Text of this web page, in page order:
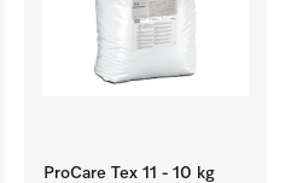
ProCare Tex 11 - 10 kg